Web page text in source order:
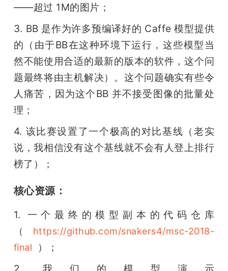
——超过 1M的图片；
3. BB 是作为许多预编译好的 Caffe 模型提供
的（由于BB在这种环境下运行，这些模型当
然不能使用合适的最新的版本的软件，这个问
题最终将由主机解决）。这个问题确实有些令
人痛苦，因为这个BB 并不接受图像的批量处
理；
4. 该比赛设置了一个极高的对比基线（老实
说，我相信没有这个基线就不会有人登上排行
榜了）；
核心资源：
1. 一个最终的模型副本的代码仓库
（
https://github.com/snakers4/msc-2018-
final
）；
2. 我们的模型演示